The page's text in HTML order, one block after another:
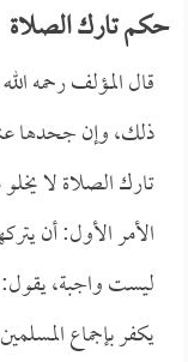
حكم تارك الصلاة
قال المؤلف رحمه
ذلك، وإن جحدها
تارك الصلاة لا
الأمر الأول: أن
ليست واجبة،
يكفر بإجماع